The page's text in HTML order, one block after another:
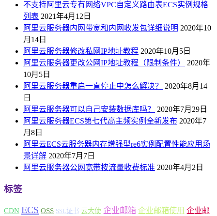
不支持阿里云专有网络VPC自定义路由表ECS实例规格
列表 2021年4月12日
阿里云服务器内网带宽和内网收发包详细说明 2020年10
月14日
阿里云服务器修改私网IP地址教程 2020年10月5日
阿里云服务器更改公网IP地址教程（限制条件）
2020年
10月5日
阿里云服务器重启一直停止中怎么解决？
2020年8月14
日
阿里云服务器可以自己安装数据库吗？
2020年7月29日
阿里云服务器ECS第七代高主频实例全新发布 2020年7
月8日
阿里云ECS云服务器内存增强型re6实例配置性能应用场
景详解 2020年7月7日
阿里云服务器公网宽带按流量收费标准 2020年4月2日
标签
CDN ECS OSS SSL证书 云大使 企业邮箱 企业邮箱使用 企业邮